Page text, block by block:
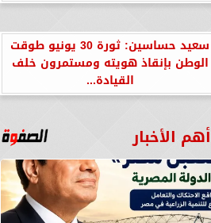
سعيد حساسين: ثورة 30 يونيو طوقت
الوطن بإنقاذ هويته ومستمرون خلف
القيادة...
أهم الأخبار